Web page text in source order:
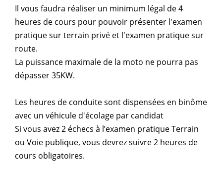
Il vous faudra réaliser un minimum légal de 4
heures de cours pour pouvoir présenter l'examen
pratique sur terrain privé et l'examen pratique sur
route.
La puissance maximale de la moto ne pourra pas
dépasser 35KW.
Les heures de conduite sont dispensées en binôme
avec un véhicule d'écolage par candidat
Si vous avez 2 échecs à l’examen pratique Terrain
ou Voie publique, vous devrez suivre 2 heures de
cours obligatoires.